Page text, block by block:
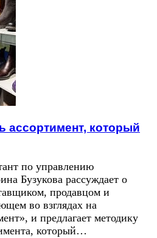
ассортимент, который
по управлению
Бузукова рассуждает о
продавцом и
во взглядах на
и предлагает методику
который…